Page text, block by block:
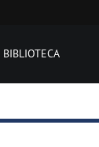
BIBLIOTECA